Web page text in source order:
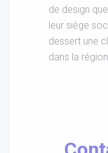
de design
leur siège
dessert une
dans la